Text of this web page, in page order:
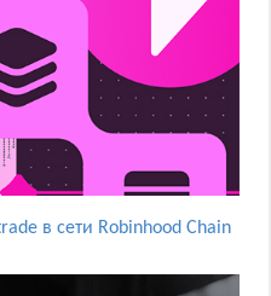
в сети Robinhood Chain